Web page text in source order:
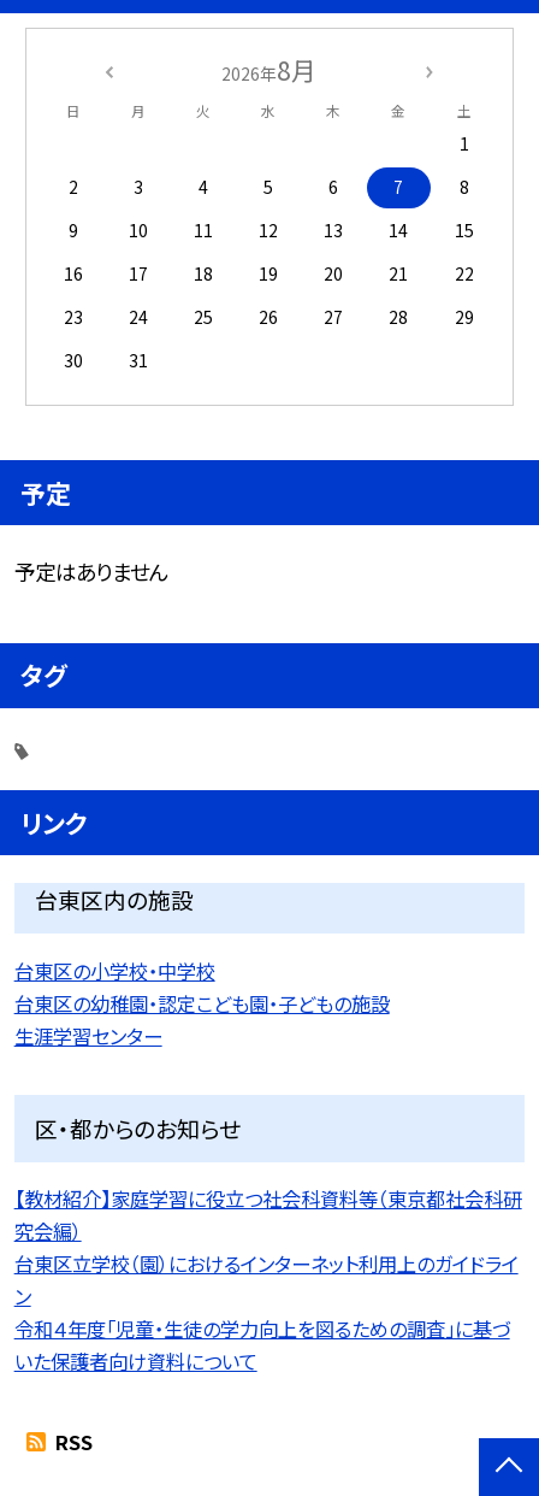
2026年8月
日 月 火 水 木 金 土
1
2
3 4 5 6 7
8
9
10 11 12 13 14
15
16
17 18 19 20 21
22
23
24 25 26 27 28
29
30
31
予定
予定はありません
タグ
リンク
台東区内の施設
台東区の小学校・中学校
台東区の幼稚園・認定こども園・子どもの施設
生涯学習センター
区・都からのお知らせ
【教材紹介】家庭学習に役立つ社会科資料等（東京都社会科研
究会編）
台東区立学校（園）におけるインターネット利用上のガイドライ
ン
令和４年度「児童・生徒の学力向上を図るための調査」に基づ
いた保護者向け資料について
RSS